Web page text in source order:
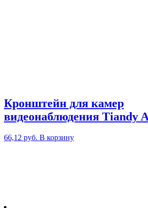
Кронштейн для камер
видеонаблюдения Tiandy
66,12 руб. В корзину